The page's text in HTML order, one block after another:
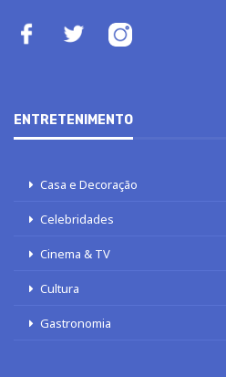
ENTRETENIMENTO
Casa e Decoração
Celebridades
Cinema & TV
Cultura
Gastronomia